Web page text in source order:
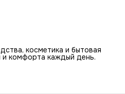
косметика и бытовая
и комфорта каждый день.